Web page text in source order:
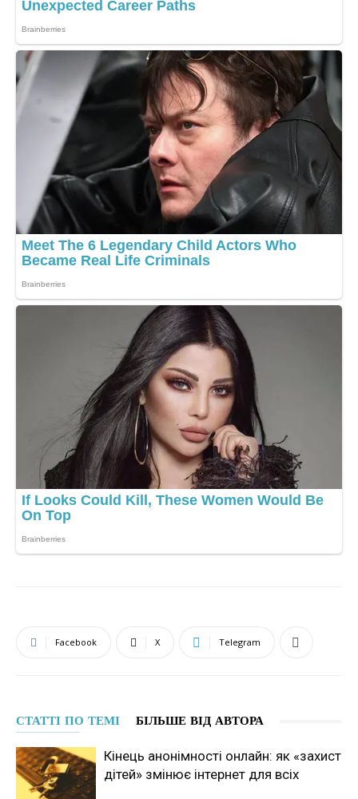
Facebook X Telegram
СТАТТІ ПО ТЕМІ БІЛЬШЕ ВІД АВТОРА
Кінець анонімності онлайн: як «захист
дітей» змінює інтернет для всіх